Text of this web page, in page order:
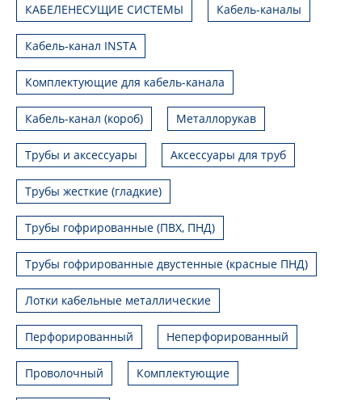
КАБЕЛЕНЕСУЩИЕ СИСТЕМЫ Кабель-каналы
Кабель-канал INSTA
Комплектующие для кабель-канала
Кабель-канал (короб) Металлорукав
Трубы и аксессуары Аксессуары для труб
Трубы жесткие (гладкие)
Трубы гофрированные (ПВХ, ПНД)
Трубы гофрированные двустенные (красные ПНД)
Лотки кабельные металлические
Перфорированный Неперфорированный
Проволочный Комплектующие